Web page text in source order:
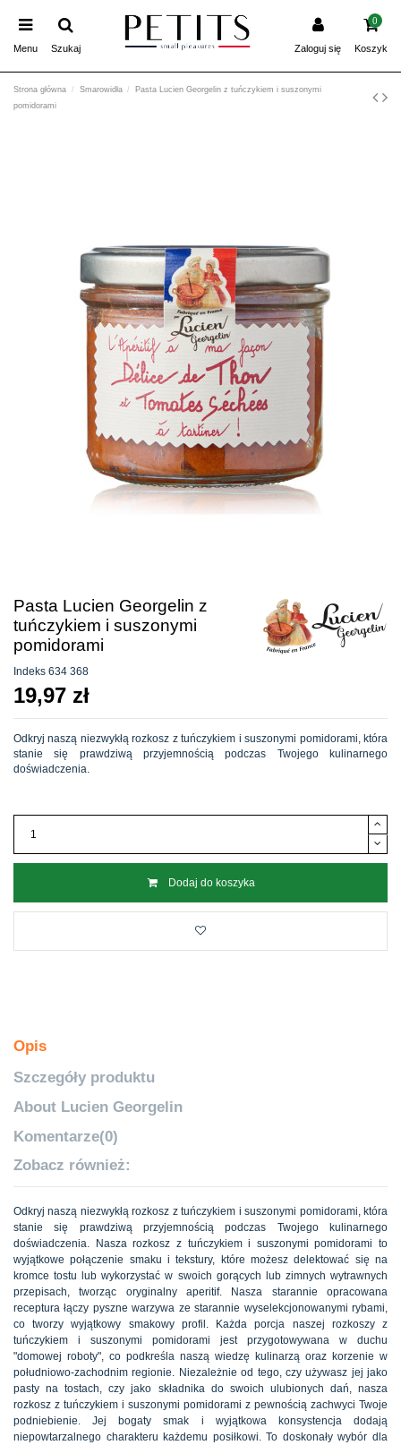
Menu Szukaj Zaloguj się
0
Koszyk
Strona główna Smarowidła
Pasta Lucien Georgelin z tuńczykiem i suszonymi
pomidorami
Pasta Lucien Georgelin z
tuńczykiem i suszonymi
pomidorami
Indeks 634 368
19,97 zł
Odkryj naszą niezwykłą rozkosz z tuńczykiem i suszonymi pomidorami, która
stanie się prawdziwą przyjemnością podczas Twojego kulinarnego
doświadczenia.
Dodaj do koszyka
Opis
Szczegóły produktu
About Lucien Georgelin
Komentarze(0)
Zobacz również:
Odkryj naszą niezwykłą rozkosz z tuńczykiem i suszonymi pomidorami, która
stanie się prawdziwą przyjemnością podczas Twojego kulinarnego
doświadczenia. Nasza rozkosz z tuńczykiem i suszonymi pomidorami to
wyjątkowe połączenie smaku i tekstury, które możesz delektować się na
kromce tostu lub wykorzystać w swoich gorących lub zimnych wytrawnych
przepisach, tworząc oryginalny aperitif. Nasza starannie opracowana
receptura łączy pyszne warzywa ze starannie wyselekcjonowanymi rybami,
co tworzy wyjątkowy smakowy profil. Każda porcja naszej rozkoszy z
tuńczykiem i suszonymi pomidorami jest przygotowywana w duchu
"domowej roboty", co podkreśla naszą wiedzę kulinarzą oraz korzenie w
południowo-zachodnim regionie. Niezależnie od tego, czy używasz jej jako
pasty na tostach, czy jako składnika do swoich ulubionych dań, nasza
rozkosz z tuńczykiem i suszonymi pomidorami z pewnością zachwyci Twoje
podniebienie. Jej bogaty smak i wyjątkowa konsystencja dodają
niepowtarzalnego charakteru każdemu posiłkowi. To doskonały wybór dla